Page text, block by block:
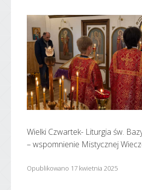
Wielki Czwartek- Liturgia św.
– wspomnienie Mistycznej
Opublikowano 17 kwietnia 2025